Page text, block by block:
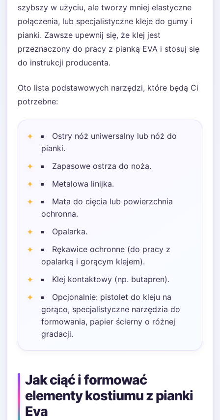
szybszy w użyciu, ale tworzy mniej elastyczne
połączenia, lub specjalistyczne kleje do gumy i
pianki. Zawsze upewnij się, że klej jest
przeznaczony do pracy z pianką EVA i stosuj się
do instrukcji producenta.
Oto lista podstawowych narzędzi, które będą Ci
potrzebne:
Ostry nóż uniwersalny lub nóż do
pianki.
Zapasowe ostrza do noża.
Metalowa linijka.
Mata do cięcia lub powierzchnia
ochronna.
Opalarka.
Rękawice ochronne (do pracy z
opalarką i gorącym klejem).
Klej kontaktowy (np. butapren).
Opcjonalnie: pistolet do kleju na
gorąco, specjalistyczne narzędzia do
formowania, papier ścierny o różnej
gradacji.
Jak ciąć i formować
elementy kostiumu z pianki
Eva